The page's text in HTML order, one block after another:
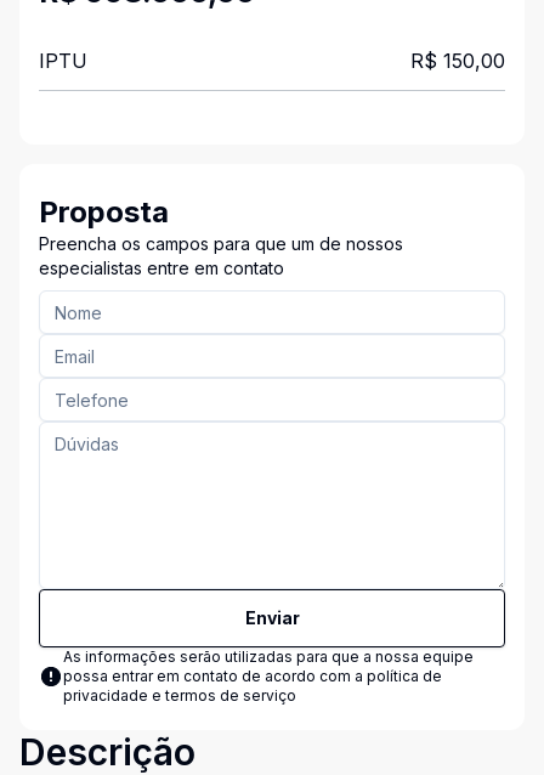
IPTU R$ 150,00
Proposta
Preencha os campos para que um de nossos
especialistas entre em contato
Enviar
As informações serão utilizadas para que a nossa equipe
possa entrar em contato de acordo com a política de
privacidade e termos de serviço
Descrição